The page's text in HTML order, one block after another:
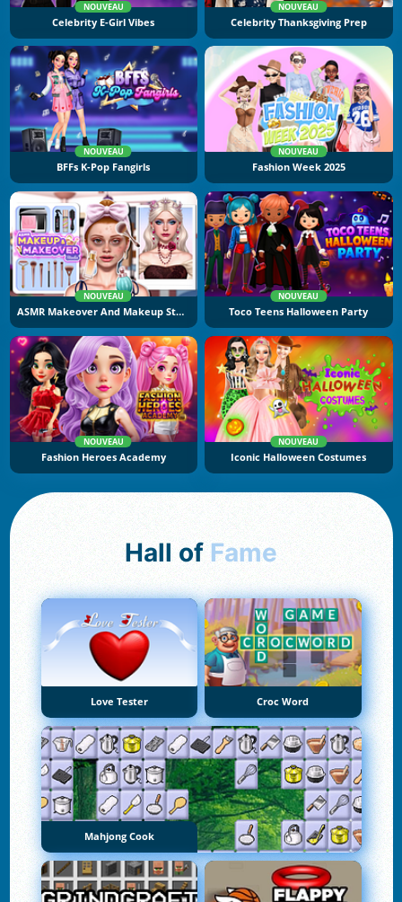
NOUVEAU
Celebrity E-Girl Vibes
NOUVEAU
Celebrity Thanksgiving Prep
NOUVEAU
BFFs K-Pop Fangirls
NOUVEAU
Fashion Week 2025
NOUVEAU
ASMR Makeover And Makeup Studio
NOUVEAU
Toco Teens Halloween Party
NOUVEAU
Fashion Heroes Academy
NOUVEAU
Iconic Halloween Costumes
Hall of Fame
Love Tester Croc Word
Mahjong Cook